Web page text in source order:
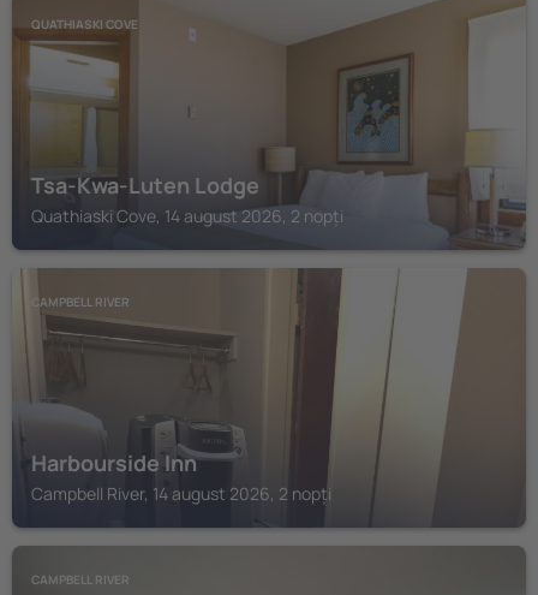
QUATHIASKI COVE
Tsa-Kwa-Luten Lodge
Quathiaski Cove, 14 august 2026, 2 nopți
CAMPBELL RIVER
Harbourside Inn
Campbell River, 14 august 2026, 2 nopți
CAMPBELL RIVER